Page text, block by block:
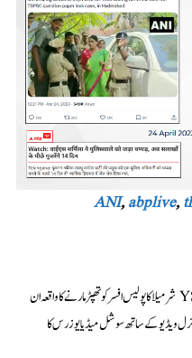
ANI, abplive,
زیر نظر DFRAC کے فیکٹ چیک سے واضح ہے کہ YS شرمیلا کا پولیس افسر کو تھپڑ مارنے کا واقعہ ان
ویڈیو کے ساتھ سوشل میڈیا یوزرس کا